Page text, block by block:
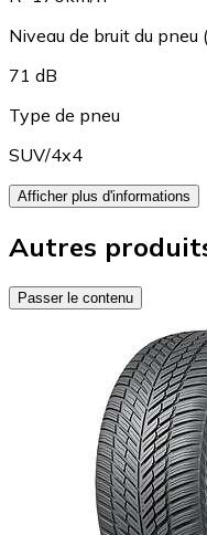
Niveau de bruit du pneu
71 dB
Type de pneu
SUV/4x4
Afficher plus d'informations
Autres
Passer le contenu